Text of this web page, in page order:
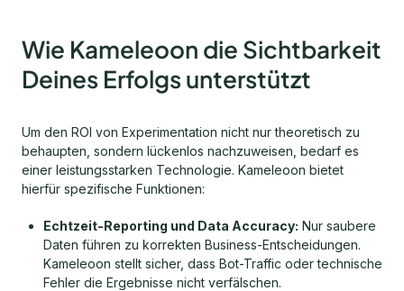
Wie Kameleoon die Sichtbarkeit
Deines Erfolgs unterstützt
Um den ROI von Experimentation nicht nur theoretisch zu
behaupten, sondern lückenlos nachzuweisen, bedarf es
einer leistungsstarken Technologie. Kameleoon bietet
hierfür spezifische Funktionen:
Echtzeit-Reporting und Data Accuracy: Nur saubere
Daten führen zu korrekten Business-Entscheidungen.
Kameleoon stellt sicher, dass Bot-Traffic oder technische
Fehler die Ergebnisse nicht verfälschen.